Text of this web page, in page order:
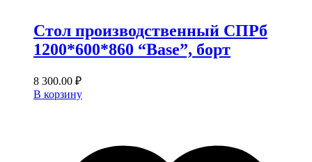
Стол производственный СПРб
1200*600*860 “Base”, борт
8 300.00 ₽
В корзину